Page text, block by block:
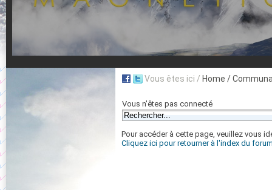
Vous êtes ici / Home /
Vous n'êtes pas connecté
Pour accéder à cette page, veuillez vous
Cliquez ici pour retourner à l'index du